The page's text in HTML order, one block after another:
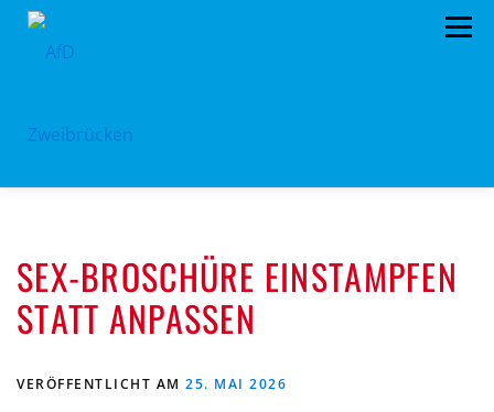
Zum
Menü
PROGRAMM VORSTAND ARCHIV
SPENDEN KONTAKT
SEX-BROSCHÜRE EINSTAMPFEN
STATT ANPASSEN
VERÖFFENTLICHT AM 25. MAI 2026